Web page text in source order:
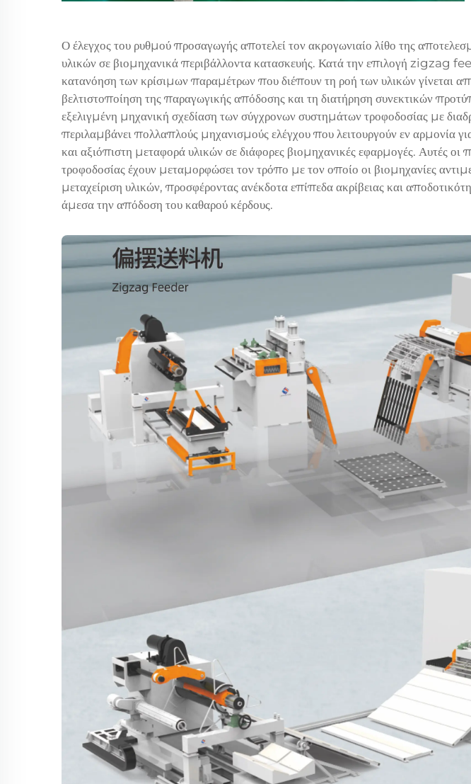
Ο έλεγχος του ρυθμού προσαγωγής αποτελεί τον ακρογωνιαίο λίθο της
υλικών σε βιομηχανικά περιβάλλοντα κατασκευής. Κατά την επιλογή zigzag
κατανόηση των κρίσιμων παραμέτρων που διέπουν τη ροή των υλικών γίνεται
βελτιστοποίηση της παραγωγικής απόδοσης και τη διατήρηση συνεκτικών
εξελιγμένη μηχανική σχεδίαση των σύγχρονων συστημάτων τροφοδοσίας με
περιλαμβάνει πολλαπλούς μηχανισμούς ελέγχου που λειτουργούν εν αρμονία
και αξιόπιστη μεταφορά υλικών σε διάφορες βιομηχανικές εφαρμογές. Αυτές οι
τροφοδοσίας έχουν μεταμορφώσει τον τρόπο με τον οποίο οι βιομηχανίες
μεταχείριση υλικών, προσφέροντας ανέκδοτα επίπεδα ακρίβειας και
άμεσα την απόδοση του καθαρού κέρδους.